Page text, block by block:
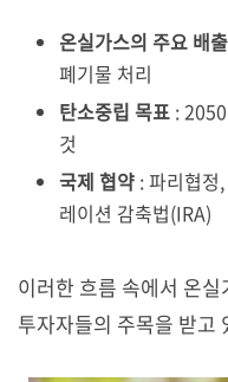
온실가스의 주요 배
폐기물 처리
탄소중립 목표 :
것
국제 협약 : 파리협정
레이션 감축법(IRA)
이러한 흐름 속에서 온
투자자들의 주목을 받고